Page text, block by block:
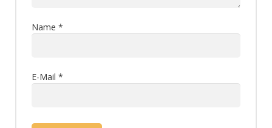
Name *
E-Mail *